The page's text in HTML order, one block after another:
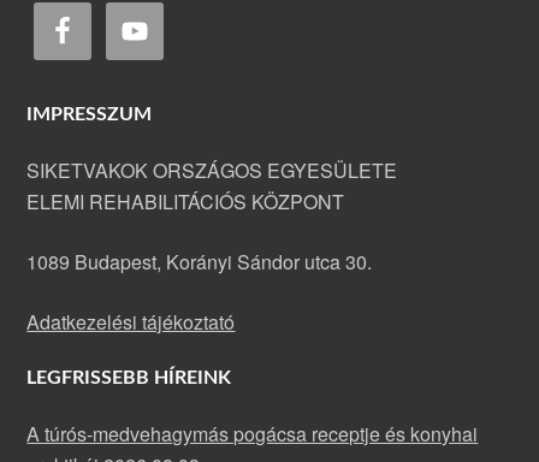
IMPRESSZUM
SIKETVAKOK ORSZÁGOS EGYESÜLETE
ELEMI REHABILITÁCIÓS KÖZPONT
1089 Budapest, Korányi Sándor utca 30.
Adatkezelési tájékoztató
LEGFRISSEBB HÍREINK
A túrós-medvehagymás pogácsa receptje és konyhai